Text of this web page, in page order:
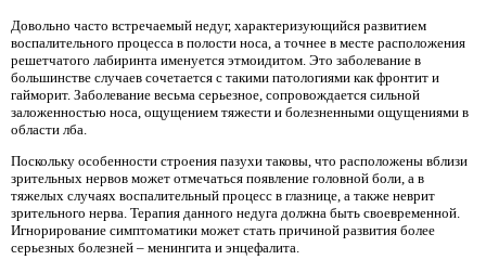
Довольно часто встречаемый недуг, характеризующийся развитием
воспалительного процесса в полости носа, а точнее в месте расположения
решетчатого лабиринта именуется этмоидитом. Это заболевание в
большинстве случаев сочетается с такими патологиями как фронтит и
гайморит. Заболевание весьма серьезное, сопровождается сильной
заложенностью носа, ощущением тяжести и болезненными ощущениями в
области лба.
Поскольку особенности строения пазухи таковы, что расположены вблизи
зрительных нервов может отмечаться появление головной боли, а в
тяжелых случаях воспалительный процесс в глазнице, а также неврит
зрительного нерва. Терапия данного недуга должна быть своевременной.
Игнорирование симптоматики может стать причиной развития более
серьезных болезней – менингита и энцефалита.